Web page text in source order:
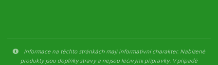
Informace na těchto stránkách mají informativní charakter. Nabízené
produkty jsou doplňky stravy a nejsou léčivými přípravky. V případě